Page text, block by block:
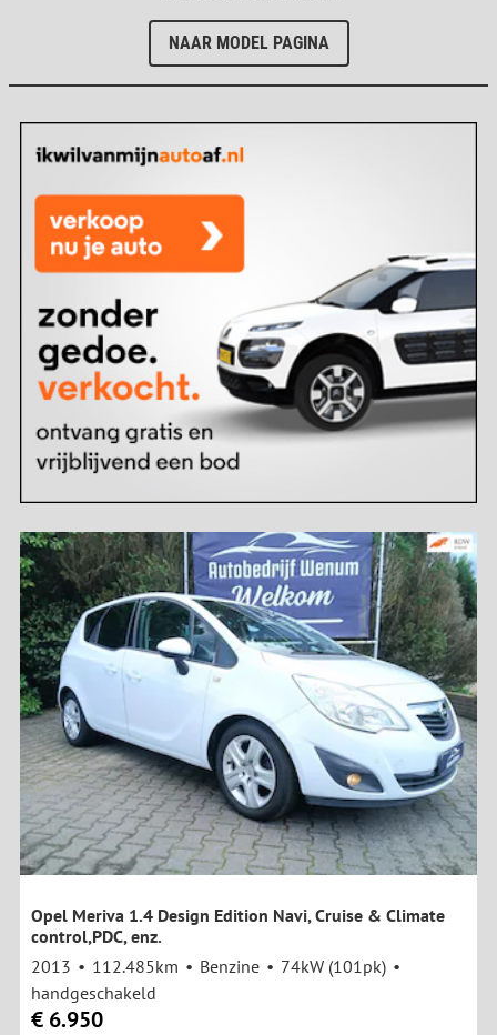
NAAR MODEL PAGINA
Opel Meriva 1.4 Design Edition Navi, Cruise & Climate
control,PDC, enz.
2013
112.485km Benzine
74kW (101pk)
handgeschakeld
€ 6.950